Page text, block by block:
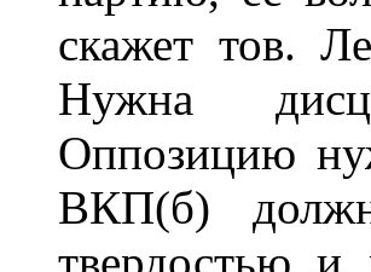
скажет тов.
Нужна
Оппозицию
ВКП(б)